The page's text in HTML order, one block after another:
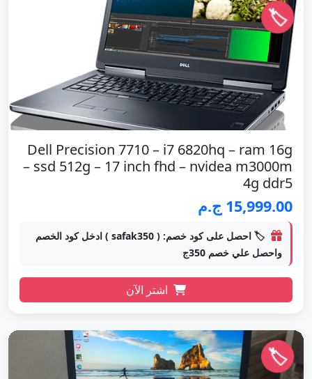
🏷️
Dell Precision 7710 – i7 6820hq – ram 16g
– ssd 512g – 17 inch fhd – nvidea m3000m
4g ddr5
15,999.00 ج.م
🏷️ احصل على كود خصم: ( safak350 ) ادخل كود الخصم
واحصل علي خصم 350ج
اشتر الآن
🏷️